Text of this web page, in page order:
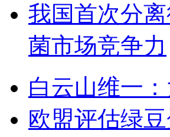
我国首次分
菌市场竞争力
白云山维一
欧盟评估绿